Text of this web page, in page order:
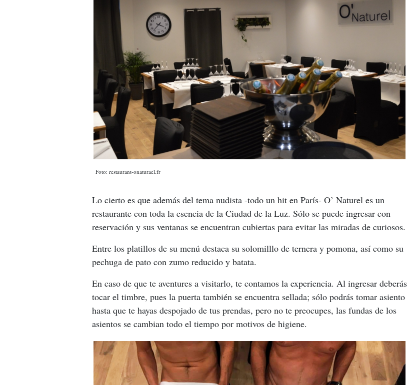
Foto: restaurant-onaturael.fr
Lo cierto es que además del tema nudista -todo un hit en París- O’ Naturel es un
restaurante con toda la esencia de la Ciudad de la Luz. Sólo se puede ingresar con
reservación y sus ventanas se encuentran cubiertas para evitar las miradas de curiosos.
Entre los platillos de su menú destaca su solomilllo de ternera y pomona, así como su
pechuga de pato con zumo reducido y batata.
En caso de que te aventures a visitarlo, te contamos la experiencia. Al ingresar deberás
tocar el timbre, pues la puerta también se encuentra sellada; sólo podrás tomar asiento
hasta que te hayas despojado de tus prendas, pero no te preocupes, las fundas de los
asientos se cambian todo el tiempo por motivos de higiene.